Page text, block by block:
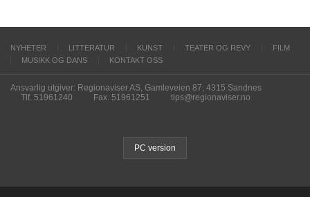
NYHETER LITTERATUR KUNST TEATER OG REVY
FILM
MUSIKK OG DANS
KONTAKT OSS
Ansvarlig utgiver: Regionaviser AS, Gamleveien 87, 4315 Sandnes
Tlf. 51961240
Fax. 51961251 tips@regionaviser.no
PC version